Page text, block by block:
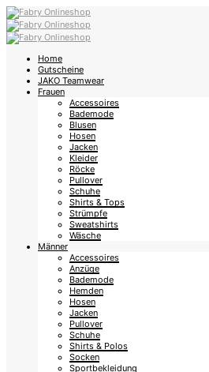
Home
Gutscheine
JAKO Teamwear
Frauen
Accessoires
Bademode
Blusen
Hosen
Jacken
Kleider
Röcke
Pullover
Schuhe
Shirts & Tops
Strümpfe
Sweatshirts
Wäsche
Männer
Accessoires
Anzüge
Bademode
Hemden
Hosen
Jacken
Pullover
Schuhe
Shirts & Polos
Socken
Sportbekleidung